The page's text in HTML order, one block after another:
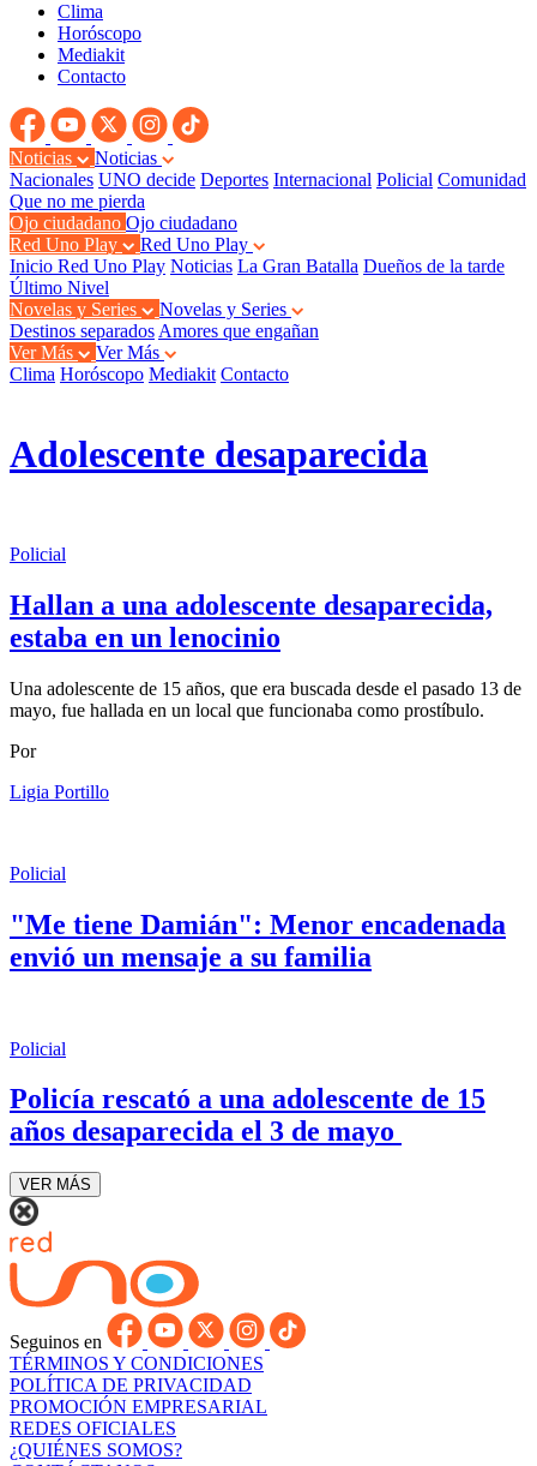
Clima
Horóscopo
Mediakit
Contacto
Noticias
Noticias
Nacionales UNO decide Deportes Internacional Policial Comunidad
Que no me pierda
Ojo ciudadano Ojo ciudadano
Red Uno Play
Red Uno Play
Inicio Red Uno Play Noticias La Gran Batalla Dueños de la tarde
Último Nivel
Novelas y Series
Novelas y Series
Destinos separados Amores que engañan
Ver Más
Ver Más
Clima Horóscopo Mediakit Contacto
Adolescente desaparecida
Policial
Hallan a una adolescente desaparecida,
estaba en un lenocinio
Una adolescente de 15 años, que era buscada desde el pasado 13 de
mayo, fue hallada en un local que funcionaba como prostíbulo.
Por
Ligia Portillo
Policial
"Me tiene Damián": Menor encadenada
envió un mensaje a su familia
Policial
Policía rescató a una adolescente de 15
años desaparecida el 3 de mayo
VER MÁS
Seguinos en
TÉRMINOS Y CONDICIONES
POLÍTICA DE PRIVACIDAD
PROMOCIÓN EMPRESARIAL
REDES OFICIALES
¿QUIÉNES SOMOS?